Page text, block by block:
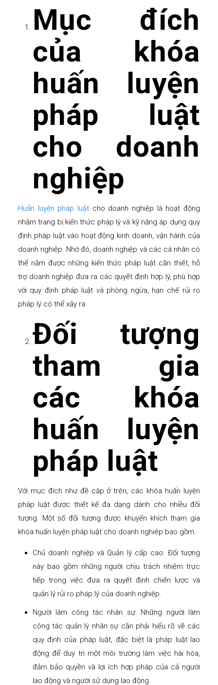
Mục đích
của khóa
huấn luyện
pháp luật
cho doanh
nghiệp
Huấn luyện pháp luậtcho doanh nghiệp là hoạt động
nhằm trang bị kiến thức pháp lý và kỹ năng áp dụng quy
định pháp luật vào hoạt động kinh doanh, vận hành của
doanh nghiệp. Nhờ đó, doanh nghiệp và các cá nhân có
thể nắm được những kiến thức pháp luật cần thiết, hỗ
trợ doanh nghiệp đưa ra các quyết định hợp lý, phù hợp
với quy định pháp luật và phòng ngừa, hạn chế rủi ro
pháp lý có thể xảy ra.
Đối tượng
tham gia
các khóa
huấn luyện
pháp luật
Với mục đích như đề cập ở trên, các khóa huấn luyện
pháp luật được thiết kế đa dạng dành cho nhiều đối
tượng. Một số đối tượng được khuyến khích tham gia
khóa huấn luyện pháp luật cho doanh nghiêp bao gồm:
Chủ doanh nghiệp và Quản lý cấp cao: Đối tượng
này bao gồm những người chịu trách nhiệm trực
tiếp trong việc đưa ra quyết định chiến lược và
quản lý rủi ro pháp lý của doanh nghiệp.
Người làm công tác nhân sự: Những người làm
công tác quản lý nhân sự cần phải hiểu rõ về các
quy định của pháp luật, đặc biệt là pháp luật lao
động để duy trì một môi trường làm việc hài hòa,
đảm bảo quyền và lợi ích hợp pháp của cả người
lao động và người sử dụng lao động.